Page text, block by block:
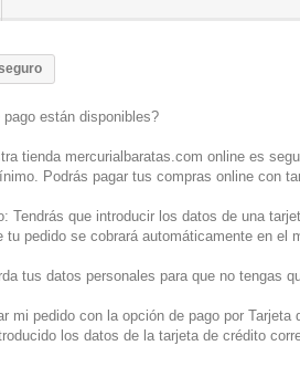
están disponibles?
tienda mercurialbaratas.com online es
Podrás pagar tus compras online con
Tendrás que introducir los datos de una
tu pedido se cobrará automáticamente en el
tus datos personales para que no tengas
mi pedido con la opción de pago por Tarjeta
los datos de la tarjeta de crédito